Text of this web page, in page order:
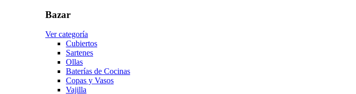
Bazar
Ver categoría
Cubiertos
Sartenes
Ollas
Baterías de Cocinas
Copas y Vasos
Vajilla